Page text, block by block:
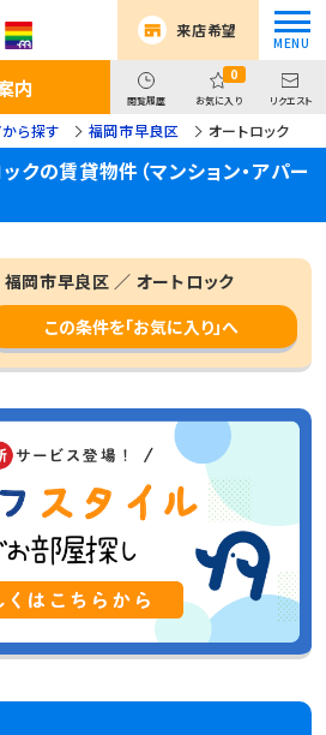
来店希望
内 閲覧履歴
0
お気に入り リクエスト
ら探す 福岡市早良区 オートロック
クの賃貸物件（マンション・アパー
福岡市早良区 ／ オートロック
この条件を「お気に入り」へ